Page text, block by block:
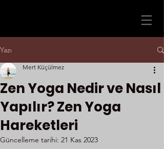
Yazı
Zen Yoga Nedir ve Nasıl
Yapılır? Zen Yoga
Hareketleri
Mert Küçülmez
Güncelleme tarihi: 21 Kas 2023